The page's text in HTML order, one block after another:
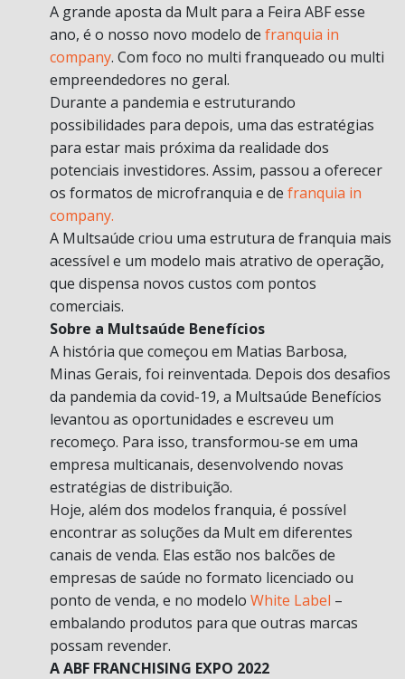
A grande aposta da Mult para a Feira ABF esse
ano, é o nosso novo modelo de franquia in
company. Com foco no multi franqueado ou multi
empreendedores no geral.
Durante a pandemia e estruturando
possibilidades para depois, uma das estratégias
para estar mais próxima da realidade dos
potenciais investidores. Assim, passou a oferecer
os formatos de microfranquia e de franquia in
company.
A Multsaúde criou uma estrutura de franquia mais
acessível e um modelo mais atrativo de operação,
que dispensa novos custos com pontos
comerciais.
Sobre a Multsaúde Benefícios
A história que começou em Matias Barbosa,
Minas Gerais, foi reinventada. Depois dos desafios
da pandemia da covid-19, a Multsaúde Benefícios
levantou as oportunidades e escreveu um
recomeço. Para isso, transformou-se em uma
empresa multicanais, desenvolvendo novas
estratégias de distribuição.
Hoje, além dos modelos franquia, é possível
encontrar as soluções da Mult em diferentes
canais de venda. Elas estão nos balcões de
empresas de saúde no formato licenciado ou
ponto de venda, e no modelo White Label –
embalando produtos para que outras marcas
possam revender.
A ABF FRANCHISING EXPO 2022